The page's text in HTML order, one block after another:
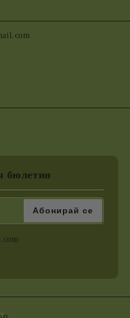
бюлетин